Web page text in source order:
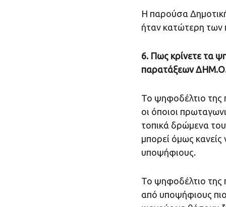
Η παρούσα
ήταν κατώτερη των
6. Πως κρίνετε τα
παρατάξεων
Το ψηφοδέλτιο
οι όποιοι
τοπικά δρώμενα
μπορεί όμως κανείς
υποψήφιους.
Το ψηφοδέλτιο της
από υποψήφιους